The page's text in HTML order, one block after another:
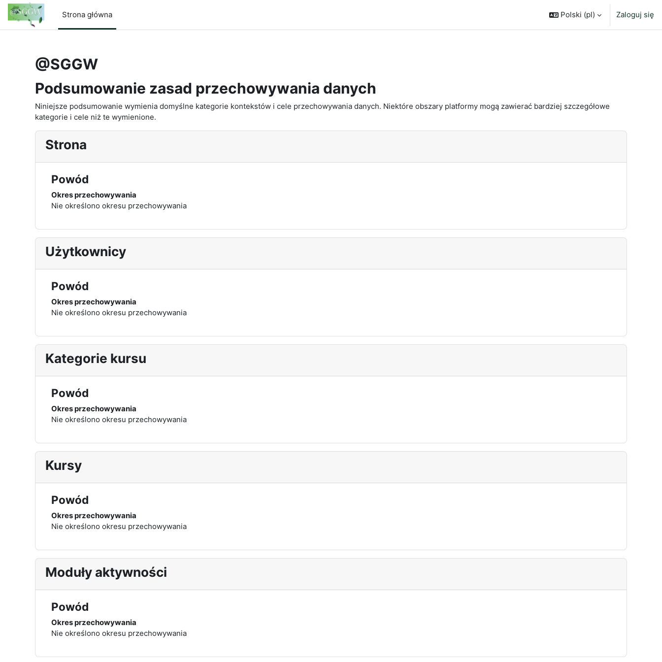
Przejdź do głównej zawartości
Strona główna
Polski ‎(pl)‎ Zaloguj się
@SGGW
Podsumowanie zasad przechowywania danych
Niniejsze podsumowanie wymienia domyślne kategorie kontekstów i cele przechowywania danych. Niektóre obszary platformy mogą zawierać bardziej szczegółowe
kategorie i cele niż te wymienione.
Strona
Powód
Okres przechowywania
Nie określono okresu przechowywania
Użytkownicy
Powód
Okres przechowywania
Nie określono okresu przechowywania
Kategorie kursu
Powód
Okres przechowywania
Nie określono okresu przechowywania
Kursy
Powód
Okres przechowywania
Nie określono okresu przechowywania
Moduły aktywności
Powód
Okres przechowywania
Nie określono okresu przechowywania